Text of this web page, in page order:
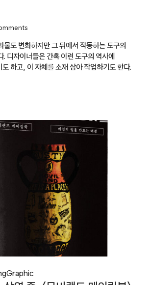
물도 변화하지만 그 뒤에서 작동하는 도구의
. 디자이너들은 간혹 이런 도구의 역사에
하고, 이 자체를 소재 삼아 작업하기도 한다.
픽
Graphic